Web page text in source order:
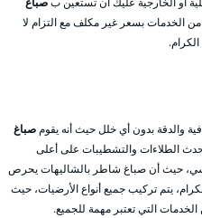
الخدمات بسعر غير مكلف مع التزام لا
والدقة بدون أي خلل حيث أنه يقوم صباغ
الطلاءات والتشطيبات على أعلى
حيث أن صباغ شاطر بالشاليهات يحرص
يتم تركيب جميع أنواع الأرضيات، حيث
التي تعتبر مهمة للجميع.